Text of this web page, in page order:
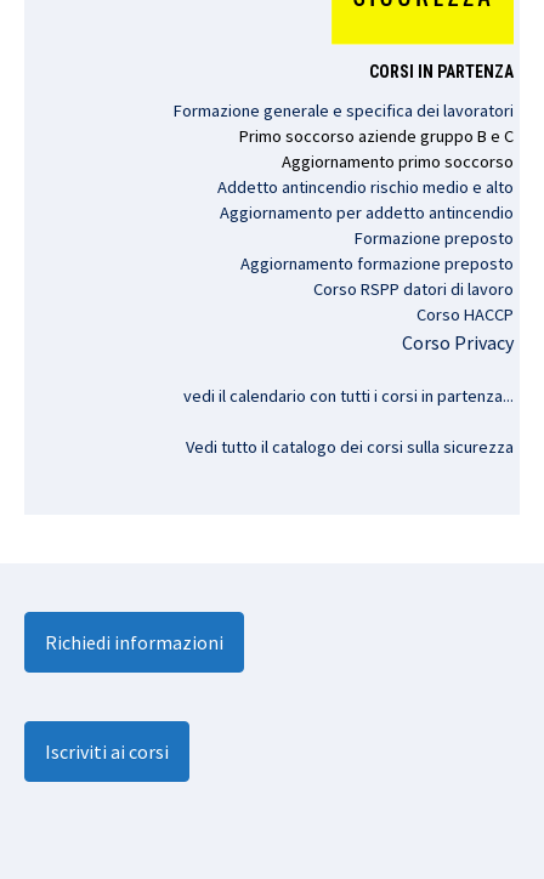
CORSI IN PARTENZA
Formazione generale e specifica dei lavoratori
Primo soccorso aziende gruppo B e C
Aggiornamento primo soccorso
Addetto antincendio rischio medio e alto
Aggiornamento per addetto antincendio
Formazione preposto
Aggiornamento formazione preposto
Corso RSPP datori di lavoro
Corso HACCP
Corso Privacy
vedi il calendario con tutti i corsi in partenza...
Vedi tutto il catalogo dei corsi sulla sicurezza
Richiedi informazioni
Iscriviti ai corsi